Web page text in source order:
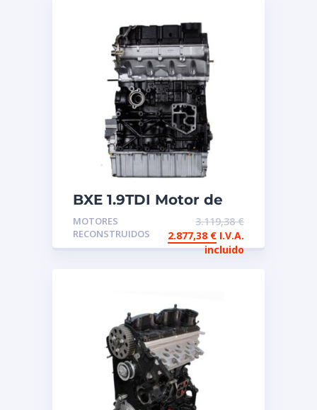
BXE 1.9TDI Motor de
intercambio
reconstruido
MOTORES
RECONSTRUIDOS
3.119,38€
2.877,38 € I.V.A.
incluido